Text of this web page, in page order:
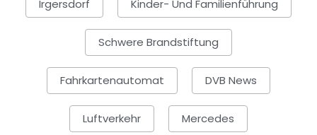
Irgersdorf Kinder- Und Familienführung
Schwere Brandstiftung
Fahrkartenautomat DVB News
Luftverkehr Mercedes